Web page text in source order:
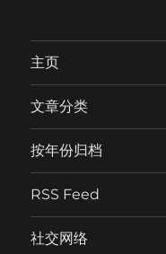
主页
文章分类
按年份归档
RSS Feed
社交网络